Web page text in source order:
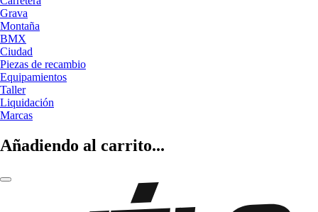
Grava
Montaña
BMX
Ciudad
Piezas de recambio
Equipamientos
Taller
Liquidación
Marcas
Añadiendo al carrito...